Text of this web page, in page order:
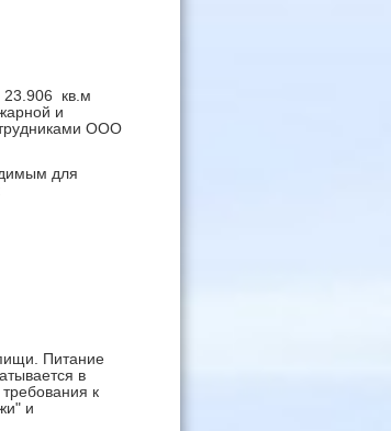
23.906 кв.м
и
ООО
для
Питание
в
к
и